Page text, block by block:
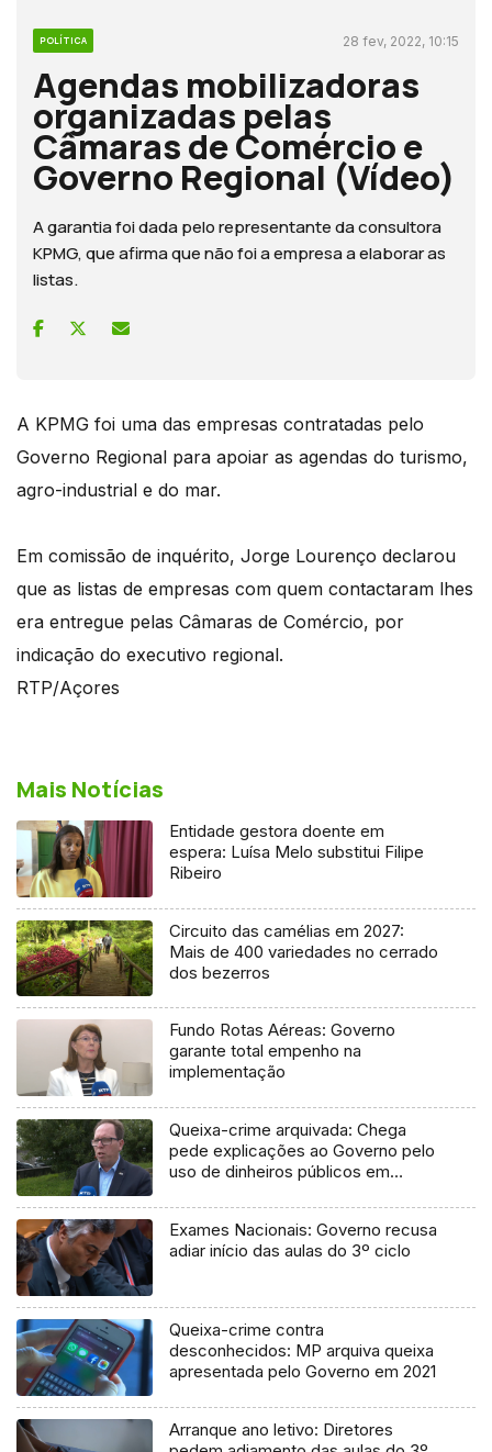
POLÍTICA 28 fev, 2022, 10:15
Agendas mobilizadoras
organizadas pelas
Câmaras de Comércio e
Governo Regional (Vídeo)
A garantia foi dada pelo representante da consultora
KPMG, que afirma que não foi a empresa a elaborar as
listas.
A KPMG foi uma das empresas contratadas pelo
Governo Regional para apoiar as agendas do turismo,
agro-industrial e do mar.
Em comissão de inquérito, Jorge Lourenço declarou
que as listas de empresas com quem contactaram lhes
era entregue pelas Câmaras de Comércio, por
indicação do executivo regional.
RTP/Açores
Mais Notícias
Entidade gestora doente em
espera: Luísa Melo substitui Filipe
Ribeiro
Circuito das camélias em 2027:
Mais de 400 variedades no cerrado
dos bezerros
Fundo Rotas Aéreas: Governo
garante total empenho na
implementação
Queixa-crime arquivada: Chega
pede explicações ao Governo pelo
uso de dinheiros públicos em
Exames Nacionais: Governo recusa
adiar início das aulas do 3º ciclo
Queixa-crime contra
desconhecidos: MP arquiva queixa
apresentada pelo Governo em 2021
Arranque ano letivo: Diretores